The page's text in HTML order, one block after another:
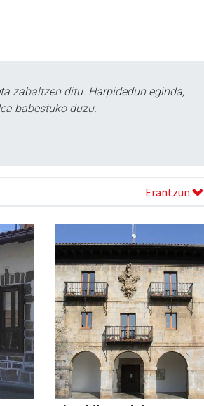
zabaltzen ditu. Harpidedun eginda,
babestuko duzu.
Erantzun